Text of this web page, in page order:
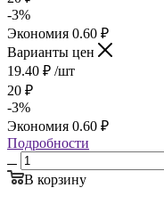
-3%
Экономия 0.60 ₽
Варианты цен
19.40 ₽ /шт
20 ₽
-3%
Экономия 0.60 ₽
Подробности
В корзину